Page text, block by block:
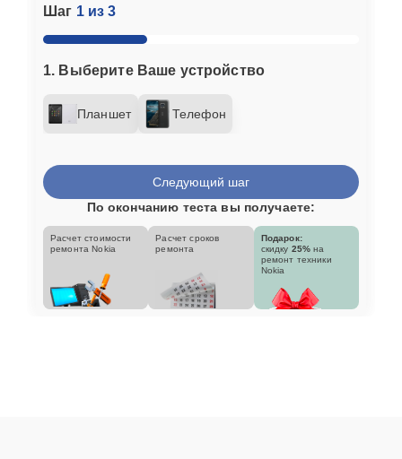
Шаг 1 из 3
1. Выберите Ваше устройство
Планшет Телефон
Следующий шаг
По окончанию теста вы получаете:
Расчет стоимости
ремонта Nokia
Расчет сроков
ремонта
Подарок:
скидку 25% на
ремонт техники
Nokia